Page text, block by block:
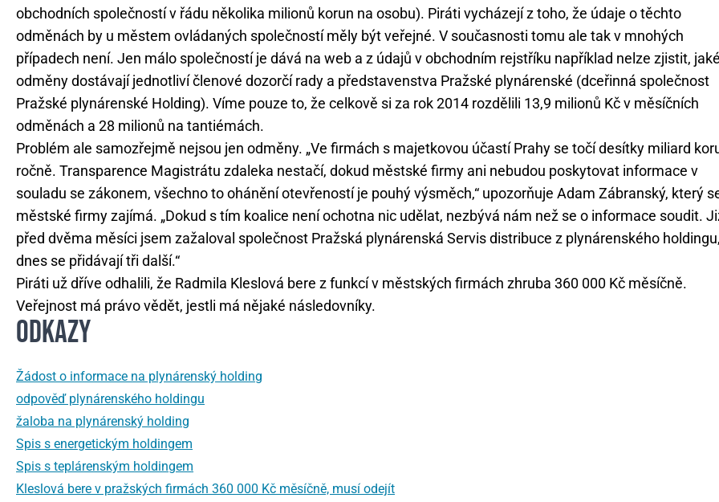
obchodních společností v řádu několika milionů korun na osobu). Piráti vycházejí z toho, že údaje o těchto
odměnách by u městem ovládaných společností měly být veřejné. V současnosti tomu ale tak v mnohých
případech není. Jen málo společností je dává na web a z údajů v obchodním rejstříku například nelze zjistit, jaké
odměny dostávají jednotliví členové dozorčí rady a představenstva Pražské plynárenské (dceřinná společnost
Pražské plynárenské Holding). Víme pouze to, že celkově si za rok 2014 rozdělili 13,9 milionů Kč v měsíčních
odměnách a 28 milionů na tantiémách.
Problém ale samozřejmě nejsou jen odměny. „Ve firmách s majetkovou účastí Prahy se točí desítky miliard
ročně. Transparence Magistrátu zdaleka nestačí, dokud městské firmy ani nebudou poskytovat informace v
souladu se zákonem, všechno to ohánění otevřeností je pouhý výsměch,“ upozorňuje Adam Zábranský, který
městské firmy zajímá. „Dokud s tím koalice není ochotna nic udělat, nezbývá nám než se o informace soudit.
před dvěma měsíci jsem zažaloval společnost Pražská plynárenská Servis distribuce z plynárenského holdingu,
dnes se přidávají tři další.“
Piráti už dříve odhalili, že Radmila Kleslová bere z funkcí v městských firmách zhruba 360 000 Kč měsíčně.
Veřejnost má právo vědět, jestli má nějaké následovníky.
ODKAZY
Žádost o informace na plynárenský holding
odpověď plynárenského holdingu
žaloba na plynárenský holding
Spis s energetickým holdingem
Spis s teplárenským holdingem
Kleslová bere v pražských firmách 360 000 Kč měsíčně, musí odejít